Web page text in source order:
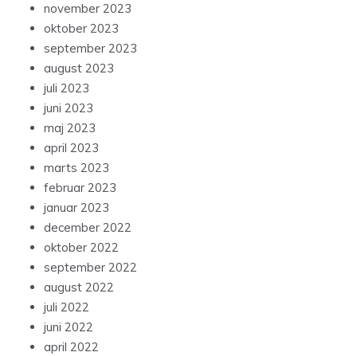
november 2023
oktober 2023
september 2023
august 2023
juli 2023
juni 2023
maj 2023
april 2023
marts 2023
februar 2023
januar 2023
december 2022
oktober 2022
september 2022
august 2022
juli 2022
juni 2022
april 2022